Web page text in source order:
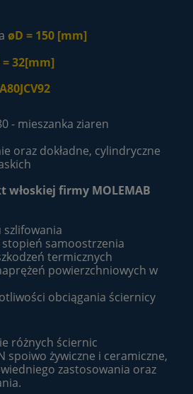
øD = 150 [mm]
= 32[mm]
- mieszanka ziaren
oraz dokładne, cylindryczne
firmy MOLEMAB
szlifowania
samoostrzenia
termicznych
powierzchniowych w
obciągania ściernicy
różnych ściernic
spoiwo żywiczne i ceramiczne,
zastosowania oraz